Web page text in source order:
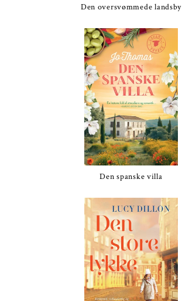
Den oversvømmede landsby
Den spanske villa